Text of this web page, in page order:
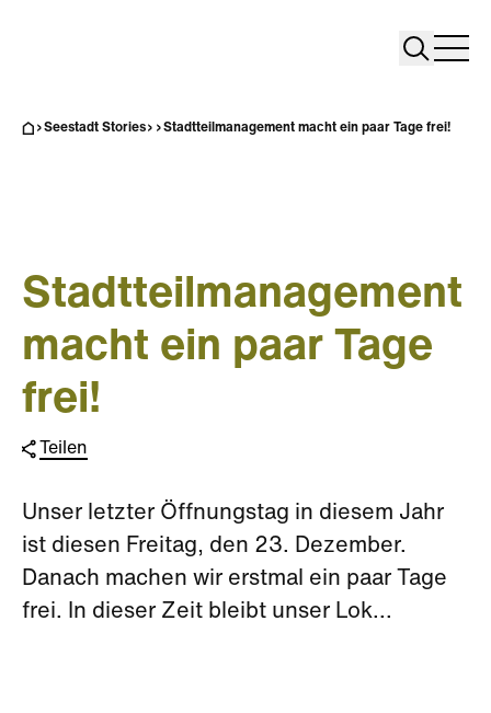
Search
Seestadt Stories Stadtteilmanagement macht ein paar Tage frei!
Stadtteilmanagement
macht ein paar Tage
frei!
Teilen
Unser letzter Öffnungstag in diesem Jahr
ist diesen Freitag, den 23. Dezember.
Danach machen wir erstmal ein paar Tage
frei. In dieser Zeit bleibt unser Lok...